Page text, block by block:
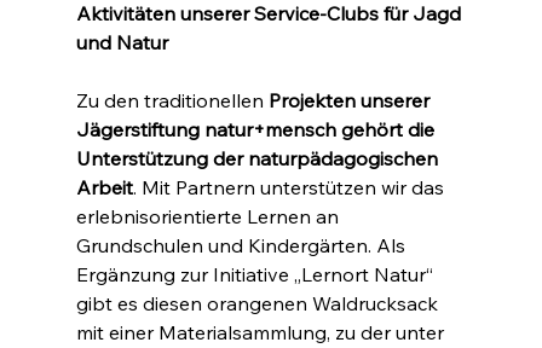
Aktivitäten unserer Service-Clubs für Jagd
und Natur
Zu den traditionellen Projekten unserer
Jägerstiftung natur+mensch gehört die
Unterstützung der naturpädagogischen
Arbeit. Mit Partnern unterstützen wir das
erlebnisorientierte Lernen an
Grundschulen und Kindergärten. Als
Ergänzung zur Initiative „Lernort Natur“
gibt es diesen orangenen Waldrucksack
mit einer Materialsammlung, zu der unter